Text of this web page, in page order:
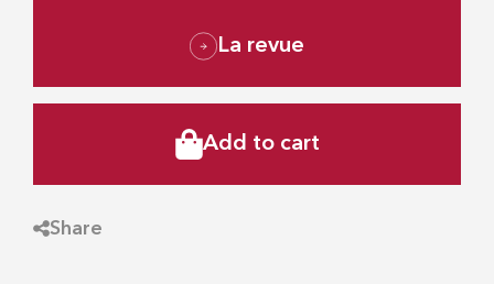
La revue
Add to cart
Share